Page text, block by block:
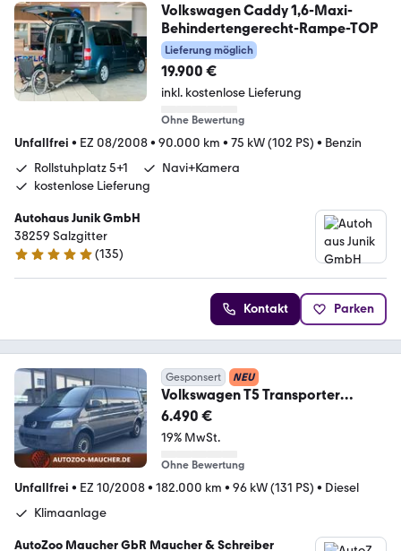
Volkswagen Caddy 1,6-Maxi-
Behindertengerecht-Rampe-TOP
Lieferung möglich
19.900 €
inkl. kostenlose Lieferung
Ohne Bewertung
Unfallfrei • EZ 08/2008• 90.000 km • 75 kW (102 PS) • Benzin
Rollstuhplatz 5+1
Navi+Kamera
kostenlose Lieferung
Autohaus Junik GmbH
38259 Salzgitter
4.9 Sterne
(135)
Kontakt Parken
Gesponsert NEU
Volkswagen T5 Transporter
Kasten lang 2.5TDI
AHK/TÜV12.2027
6.490 €
19% MwSt.
Ohne Bewertung
Unfallfrei • EZ 10/2008• 182.000 km • 96 kW (131 PS) • Diesel
Klimaanlage
AutoZoo Maucher GbR Maucher & Schreiber